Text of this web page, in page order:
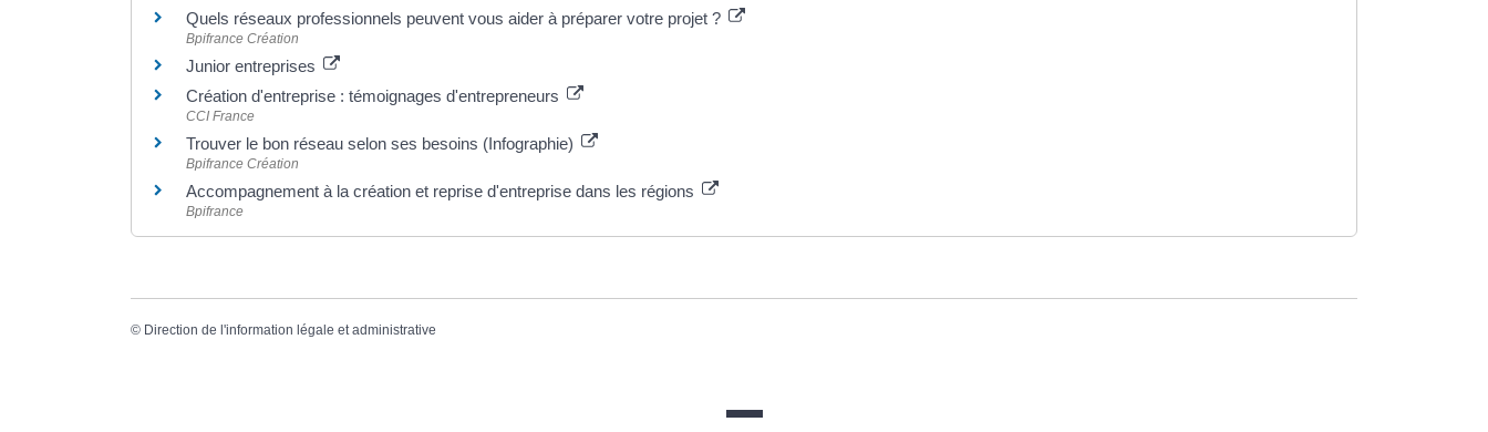
Quels réseaux professionnels peuvent vous aider à préparer votre projet ?
Bpifrance Création
Junior entreprises
Création d'entreprise : témoignages d'entrepreneurs
CCI France
Trouver le bon réseau selon ses besoins (Infographie)
Bpifrance Création
Accompagnement à la création et reprise d'entreprise dans les régions
Bpifrance
© Direction de l'information légale et administrative